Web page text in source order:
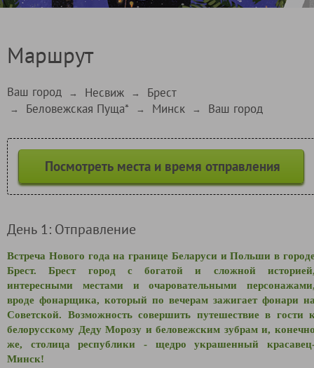
Маршрут
Ваш город → Несвиж → Брест
→ Беловежская Пуща* → Минск → Ваш город
Посмотреть места и время отправления
День 1: Отправление
Встреча Нового года на границе Беларуси и Польши в
Брест. Брест город с богатой и сложной
интересными местами иочаровательными
вроде фонарщика, который по вечерам зажигает фонари
Советской. Возможность совершить путешествие в гости
белорусскому Деду Морозу и беловежским зубрам и,
же, столица республики - щедро украшенный
Минск!